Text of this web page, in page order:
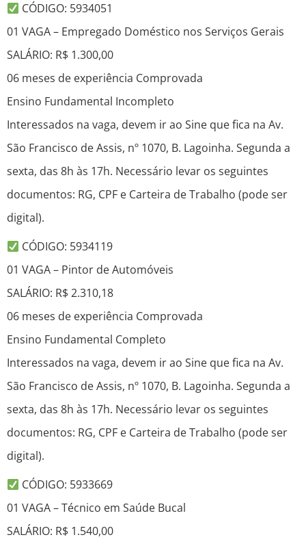
CÓDIGO: 5934051
01 VAGA – Empregado Doméstico nos Serviços Gerais
SALÁRIO: R$ 1.300,00
06 meses de experiência Comprovada
Ensino Fundamental Incompleto
Interessados na vaga, devem ir ao Sine que fica na Av.
São Francisco de Assis, nº 1070, B. Lagoinha. Segunda a
sexta, das 8h às 17h. Necessário levar os seguintes
documentos: RG, CPF e Carteira de Trabalho (pode ser
digital).
CÓDIGO: 5934119
01 VAGA – Pintor de Automóveis
SALÁRIO: R$ 2.310,18
06 meses de experiência Comprovada
Ensino Fundamental Completo
Interessados na vaga, devem ir ao Sine que fica na Av.
São Francisco de Assis, nº 1070, B. Lagoinha. Segunda a
sexta, das 8h às 17h. Necessário levar os seguintes
documentos: RG, CPF e Carteira de Trabalho (pode ser
digital).
CÓDIGO: 5933669
01 VAGA – Técnico em Saúde Bucal
SALÁRIO: R$ 1.540,00